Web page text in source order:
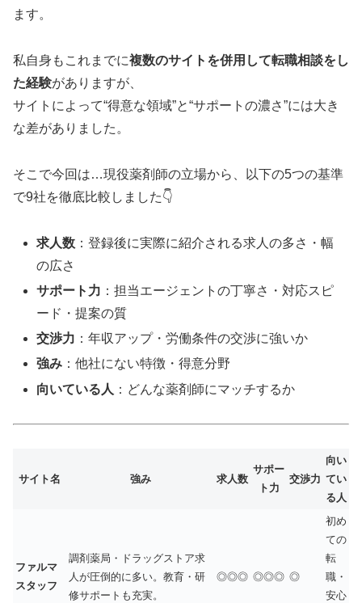
ます。
私自身もこれまでに複数のサイトを併用して転職相談をし
た経験がありますが、
サイトによって“得意な領域”と“サポートの濃さ”には大き
な差がありました。
そこで今回は…現役薬剤師の立場から、以下の5つの基準
で9社を徹底比較しました👇
求人数 ：登録後に実際に紹介される求人の多さ・幅
の広さ
サポート力 ：担当エージェントの丁寧さ・対応スピ
ード・提案の質
交渉力 ：年収アップ・労働条件の交渉に強いか
強み ：他社にない特徴・得意分野
向いている人 ：どんな薬剤師にマッチするか
サイト名 強み 求人数
サポー
ト力
交渉力
向い
てい
る人
ファルマ
スタッフ
調剤薬局・ドラッグストア求
人が圧倒的に多い。教育・研
修サポートも充実。
◎◎◎ ◎◎◎ ◎
初め
ての
転
職・
安心